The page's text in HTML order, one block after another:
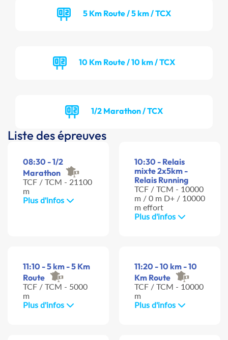
5 Km Route / 5 km / TCX
10 Km Route / 10 km / TCX
1/2 Marathon / TCX
Liste des épreuves
08:30 - 1/2
Marathon
TCF / TCM - 21100
m
Plus d'infos
10:30 - Relais
mixte 2x5km -
Relais Running
TCF / TCM - 10000
m / 0 m D+ / 10000
m effort
Plus d'infos
11:10 - 5 km - 5 Km
Route
TCF / TCM - 5000
m
Plus d'infos
11:20 - 10 km - 10
Km Route
TCF / TCM - 10000
m
Plus d'infos